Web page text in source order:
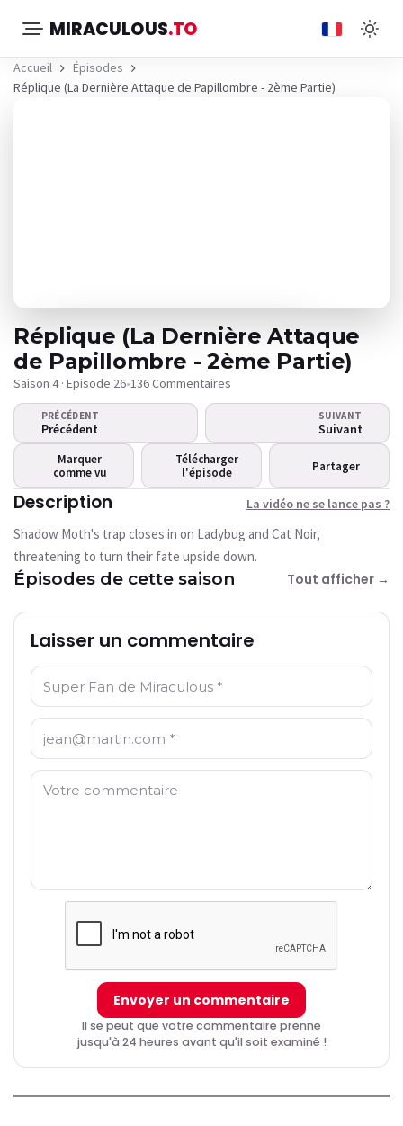
MIRACULOUS.TO
Accueil
Épisodes
Réplique (La Dernière Attaque de Papillombre - 2ème Partie)
La vidéo ne se lance pas ?
Cette vidéo n'est pas disponible pour le
moment
Réessayer
Réplique (La Dernière Attaque
de Papillombre - 2ème Partie)
Saison 4 · Episode 26•136 Commentaires
PRÉCÉDENT
Précédent
SUIVANT
Suivant
Marquer
comme vu
Télécharger
l'épisode
Partager
Description La vidéo ne se lance pas ?
Shadow Moth's trap closes in on Ladybug and Cat Noir,
threatening to turn their fate upside down.
Épisodes de cette saison Tout afficher →
Laisser un commentaire
Nom: *
Email: *
Commentaire: *
Envoyer un commentaire
Il se peut que votre commentaire prenne
jusqu'à 24 heures avant qu'il soit examiné !